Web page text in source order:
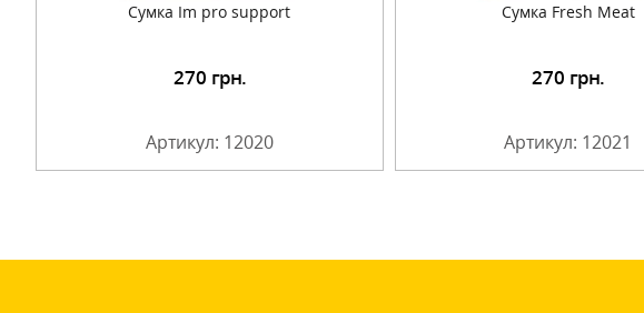
Сумка Im pro support
270 грн.
Артикул: 12020
Сумка Fresh Meat
Подробнее 270 грн.
Артикул: 12021
Подробнее